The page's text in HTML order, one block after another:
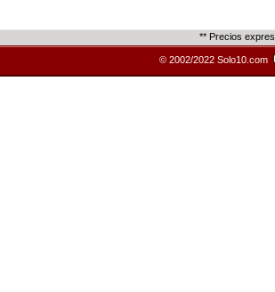
** Precios
© 2002/2022 Solo10.com